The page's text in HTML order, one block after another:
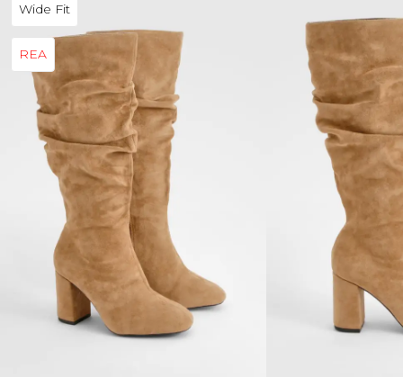
Wide Fit
REA